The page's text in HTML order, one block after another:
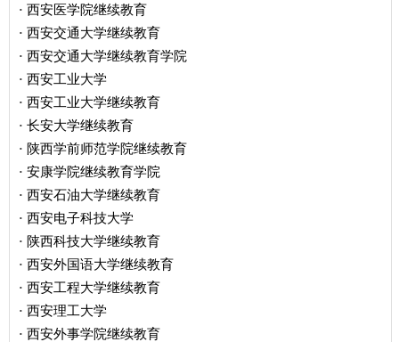
· 西安医学院继续教育
· 西安交通大学继续教育
· 西安交通大学继续教育学院
· 西安工业大学
· 西安工业大学继续教育
· 长安大学继续教育
· 陕西学前师范学院继续教育
· 安康学院继续教育学院
· 西安石油大学继续教育
· 西安电子科技大学
· 陕西科技大学继续教育
· 西安外国语大学继续教育
· 西安工程大学继续教育
· 西安理工大学
· 西安外事学院继续教育